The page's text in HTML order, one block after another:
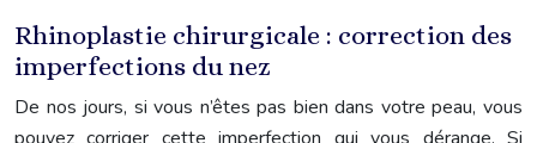
Rhinoplastie chirurgicale : correction des
imperfections du nez
De nos jours, si vous n’êtes pas bien dans votre peau, vous